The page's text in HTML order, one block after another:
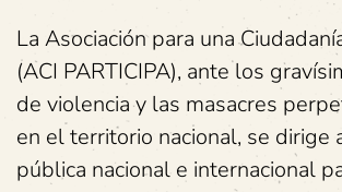
La Asociación para una
(ACI PARTICIPA), ante los
de violencia y las masacres
en el territorio nacional, se dirige
pública nacional e internacional